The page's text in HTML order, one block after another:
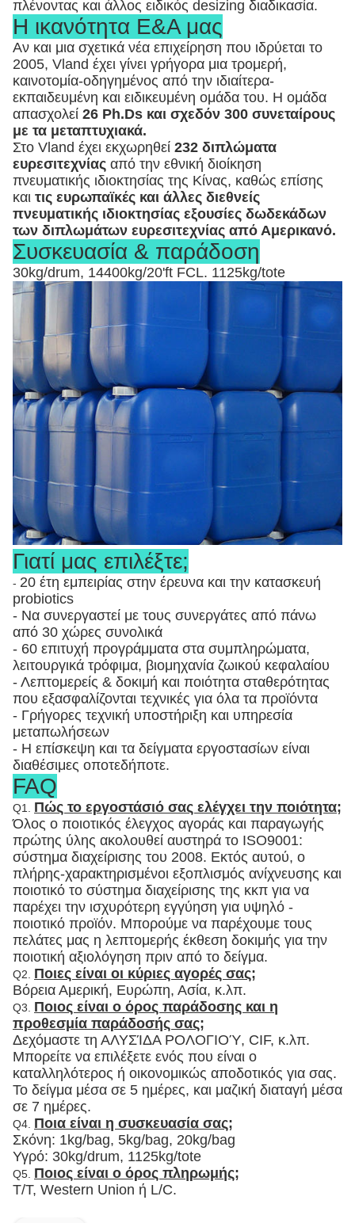
πλένοντας και άλλος ειδικός desizing διαδικασία.
Η ικανότητα Ε&Α μας
Αν και μια σχετικά νέα επιχείρηση που ιδρύεται το
2005, Vland έχει γίνει γρήγορα μια τρομερή,
καινοτομία-οδηγημένος από την ιδιαίτερα-
εκπαιδευμένη και ειδικευμένη ομάδα του. Η ομάδα
απασχολεί 26 Ph.Ds και σχεδόν 300 συνεταίρους
με τα μεταπτυχιακά.
Στο Vland έχει εκχωρηθεί 232 διπλώματα
ευρεσιτεχνίας από την εθνική διοίκηση
πνευματικής ιδιοκτησίας της Κίνας, καθώς επίσης
και τις ευρωπαϊκές και άλλες διεθνείς
πνευματικής ιδιοκτησίας εξουσίες δωδεκάδων
των διπλωμάτων ευρεσιτεχνίας από Αμερικανό.
Συσκευασία & παράδοση
30kg/drum, 14400kg/20'ft FCL. 1125kg/tote
Γιατί μας επιλέξτε;
- 20 έτη εμπειρίας στην έρευνα και την κατασκευή
probiotics
- Να συνεργαστεί με τους συνεργάτες από πάνω
από 30 χώρες συνολικά
- 60 επιτυχή προγράμματα στα συμπληρώματα,
λειτουργικά τρόφιμα, βιομηχανία ζωικού κεφαλαίου
- Λεπτομερείς & δοκιμή και ποιότητα σταθερότητας
που εξασφαλίζονται τεχνικές για όλα τα προϊόντα
- Γρήγορες τεχνική υποστήριξη και υπηρεσία
μεταπωλήσεων
- Η επίσκεψη και τα δείγματα εργοστασίων είναι
διαθέσιμες οποτεδήποτε.
FAQ
Q1. Πώς το εργοστάσιό σας ελέγχει την ποιότητα;
Όλος ο ποιοτικός έλεγχος αγοράς και παραγωγής
πρώτης ύλης ακολουθεί αυστηρά το ISO9001:
σύστημα διαχείρισης του 2008. Εκτός αυτού, ο
πλήρης-χαρακτηρισμένοι εξοπλισμός ανίχνευσης και
ποιοτικό το σύστημα διαχείρισης της κκπ για να
παρέχει την ισχυρότερη εγγύηση για υψηλό -
ποιοτικό προϊόν. Μπορούμε να παρέχουμε τους
πελάτες μας η λεπτομερής έκθεση δοκιμής για την
ποιοτική αξιολόγηση πριν από το δείγμα.
Q2. Ποιες είναι οι κύριες αγορές σας;
Βόρεια Αμερική, Ευρώπη, Ασία, κ.λπ.
Q3. Ποιος είναι ο όρος παράδοσης και η
προθεσμία παράδοσής σας;
Δεχόμαστε τη ΑΛΥΣΊΔΑ ΡΟΛΟΓΙΟΎ, CIF, κ.λπ.
Μπορείτε να επιλέξετε ενός που είναι ο
καταλληλότερος ή οικονομικώς αποδοτικός για σας.
Το δείγμα μέσα σε 5 ημέρες, και μαζική διαταγή μέσα
σε 7 ημέρες.
Q4. Ποια είναι η συσκευασία σας;
Σκόνη: 1kg/bag, 5kg/bag, 20kg/bag
Υγρό: 30kg/drum, 1125kg/tote
Q5. Ποιος είναι ο όρος πληρωμής;
T/T, Western Union ή L/C.